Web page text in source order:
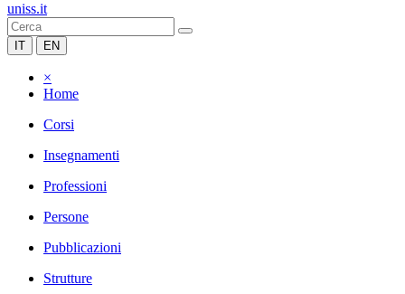
uniss.it
IT EN
×
Home
Corsi
Insegnamenti
Professioni
Persone
Pubblicazioni
Strutture